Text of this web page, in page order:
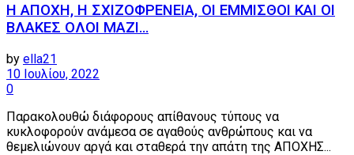
Η ΑΠΟΧΗ, Η ΣΧΙΖΟΦΡΕΝΕΙΑ, ΟΙ ΕΜΜΙΣΘΟΙ ΚΑΙ ΟΙ
ΒΛΑΚΕΣ ΟΛΟΙ ΜΑΖΙ…
by ella21
10 Ιουλίου, 2022
0
Παρακολουθώ διάφορους απίθανους τύπους να
κυκλοφορούν ανάμεσα σε αγαθούς ανθρώπους και να
θεμελιώνουν αργά και σταθερά την απάτη της ΑΠΟΧΗΣ...